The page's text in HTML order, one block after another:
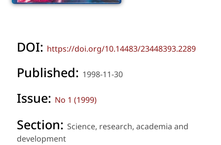
DOI: https://doi.org/10.14483/23448393.2289
Published: 1998-11-30
Issue: No 1 (1999)
Section: Science, research, academia and
development